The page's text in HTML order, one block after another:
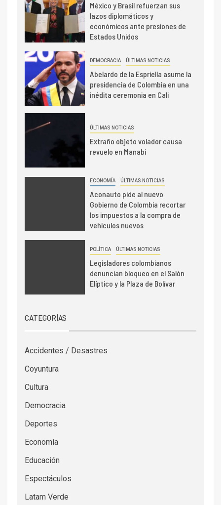
México y Brasil refuerzan sus
lazos diplomáticos y
económicos ante presiones de
Estados Unidos
DEMOCRACIA ÚLTIMAS NOTICIAS
Abelardo de la Espriella asume la
presidencia de Colombia en una
inédita ceremonia en Cali
ÚLTIMAS NOTICIAS
Extraño objeto volador causa
revuelo en Manabí
ECONOMÍA ÚLTIMAS NOTICIAS
Aconauto pide al nuevo
Gobierno de Colombia recortar
los impuestos a la compra de
vehículos nuevos
POLÍTICA ÚLTIMAS NOTICIAS
Legisladores colombianos
denuncian bloqueo en el Salón
Elíptico y la Plaza de Bolívar
CATEGORÍAS
Accidentes / Desastres
Coyuntura
Cultura
Democracia
Deportes
Economía
Educación
Espectáculos
Latam Verde